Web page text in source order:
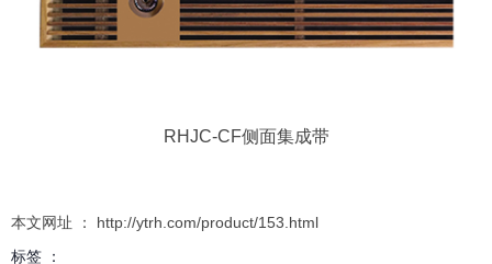
RHJC-CF侧面集成带
本文网址 ： http://ytrh.com/product/153.html
标签 ：